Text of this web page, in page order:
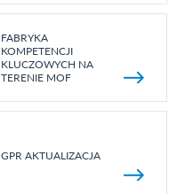
FABRYKA
KOMPETENCJI
KLUCZOWYCH NA
TERENIE MOF
GPR AKTUALIZACJA